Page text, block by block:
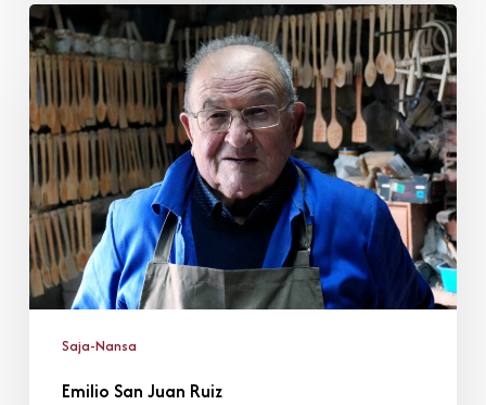
Emilio
San
Juan
Ruiz
Saja-Nansa
Emilio San Juan Ruiz